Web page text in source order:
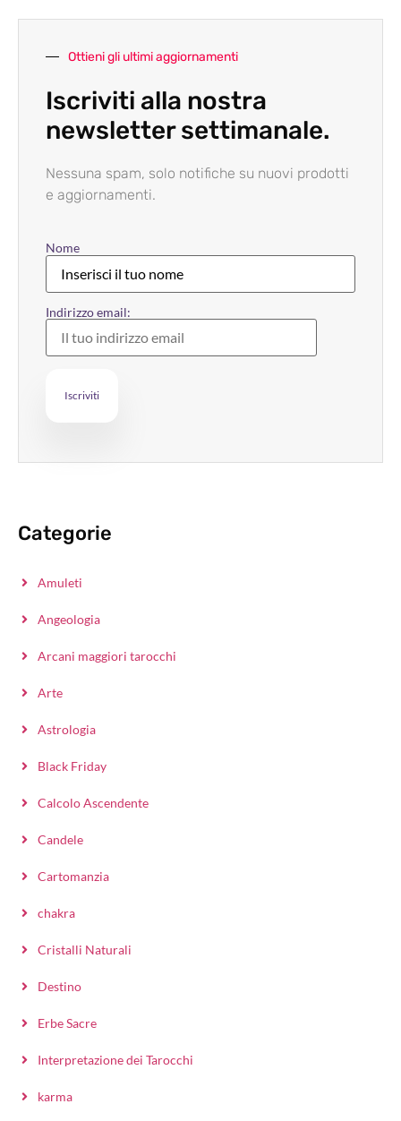
Ottieni gli ultimi aggiornamenti
Iscriviti alla nostra
newsletter settimanale.
Nessuna spam, solo notifiche su nuovi prodotti
e aggiornamenti.
Nome
Indirizzo email:
Categorie
Amuleti
Angeologia
Arcani maggiori tarocchi
Arte
Astrologia
Black Friday
Calcolo Ascendente
Candele
Cartomanzia
chakra
Cristalli Naturali
Destino
Erbe Sacre
Interpretazione dei Tarocchi
karma